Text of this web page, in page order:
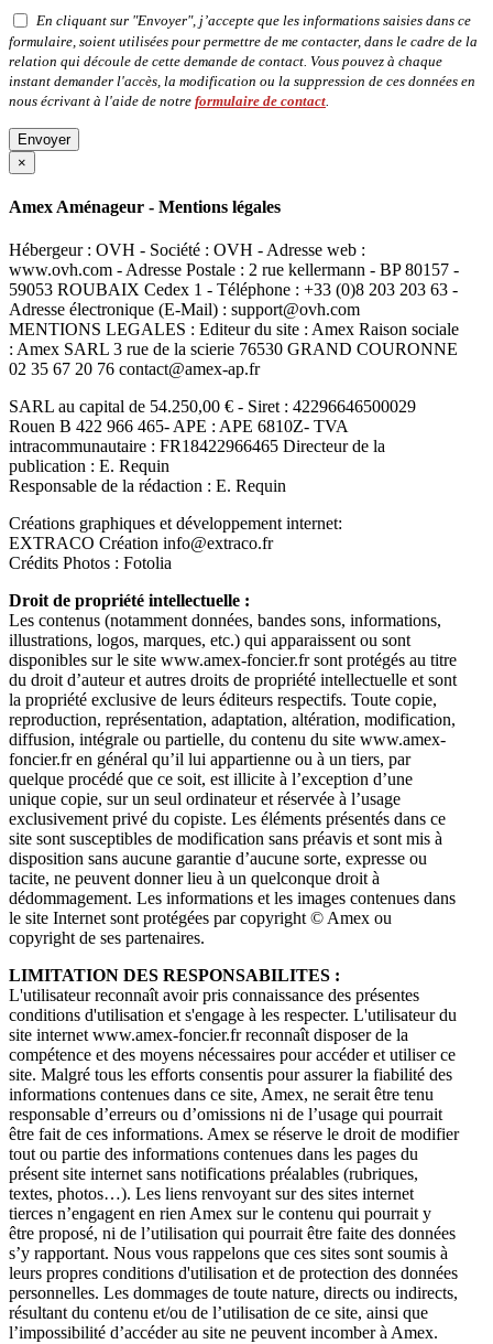
En cliquant sur "Envoyer", j’accepte que les informations saisies dans ce
formulaire, soient utilisées pour permettre de me contacter, dans le cadre de la
relation qui découle de cette demande de contact. Vous pouvez à chaque
instant demander l'accès, la modification ou la suppression de ces données en
nous écrivant à l'aide de notre formulaire de contact
Envoyer
×
Amex Aménageur - Mentions légales
Hébergeur : OVH - Société : OVH - Adresse web :
www.ovh.com - Adresse Postale : 2 rue kellermann - BP 80157 -
59053 ROUBAIX Cedex 1 - Téléphone : +33 (0)8 203 203 63 -
Adresse électronique (E-Mail) : support@ovh.com
MENTIONS LEGALES : Editeur du site : Amex Raison sociale
: Amex SARL 3 rue de la scierie 76530 GRAND COURONNE
02 35 67 20 76 contact@amex-ap.fr
SARL au capital de 54.250,00 € - Siret : 42296646500029
Rouen B 422 966 465- APE : APE 6810Z- TVA
intracommunautaire : FR18422966465 Directeur de la
publication : E. Requin
Responsable de la rédaction : E. Requin
Créations graphiques et développement internet:
EXTRACO Création info@extraco.fr
Crédits Photos : Fotolia
Droit de propriété intellectuelle :
Les contenus (notamment données, bandes sons, informations,
illustrations, logos, marques, etc.) qui apparaissent ou sont
disponibles sur le site www.amex-foncier.fr sont protégés au titre
du droit d’auteur et autres droits de propriété intellectuelle et sont
la propriété exclusive de leurs éditeurs respectifs. Toute copie,
reproduction, représentation, adaptation, altération, modification,
diffusion, intégrale ou partielle, du contenu du site www.amex-
foncier.fr en général qu’il lui appartienne ou à un tiers, par
quelque procédé que ce soit, est illicite à l’exception d’une
unique copie, sur un seul ordinateur et réservée à l’usage
exclusivement privé du copiste. Les éléments présentés dans ce
site sont susceptibles de modification sans préavis et sont mis à
disposition sans aucune garantie d’aucune sorte, expresse ou
tacite, ne peuvent donner lieu à un quelconque droit à
dédommagement. Les informations et les images contenues dans
le site Internet sont protégées par copyright © Amex ou
copyright de ses partenaires.
LIMITATION DES RESPONSABILITES :
L'utilisateur reconnaît avoir pris connaissance des présentes
conditions d'utilisation et s'engage à les respecter. L'utilisateur du
site internet www.amex-foncier.fr reconnaît disposer de la
compétence et des moyens nécessaires pour accéder et utiliser ce
site. Malgré tous les efforts consentis pour assurer la fiabilité des
informations contenues dans ce site, Amex, ne serait être tenu
responsable d’erreurs ou d’omissions ni de l’usage qui pourrait
être fait de ces informations. Amex se réserve le droit de modifier
tout ou partie des informations contenues dans les pages du
présent site internet sans notifications préalables (rubriques,
textes, photos…). Les liens renvoyant sur des sites internet
tierces n’engagent en rien Amex sur le contenu qui pourrait y
être proposé, ni de l’utilisation qui pourrait être faite des données
s’y rapportant. Nous vous rappelons que ces sites sont soumis à
leurs propres conditions d'utilisation et de protection des données
personnelles. Les dommages de toute nature, directs ou indirects,
résultant du contenu et/ou de l’utilisation de ce site, ainsi que
l’impossibilité d’accéder au site ne peuvent incomber à Amex.